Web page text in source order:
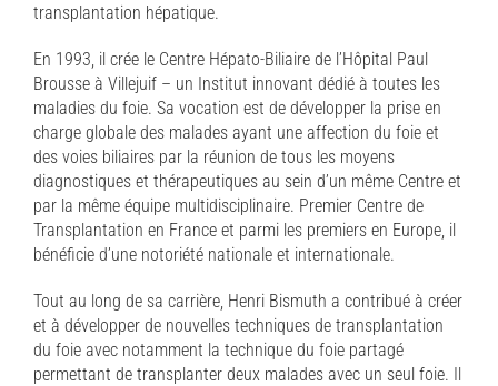
transplantation hépatique.
En 1993, il crée le Centre Hépato-Biliaire de l’Hôpital Paul
Brousse à Villejuif – un Institut innovant dédié à toutes les
maladies du foie. Sa vocation est de développer la prise en
charge globale des malades ayant une affection du foie et
des voies biliaires par la réunion de tous les moyens
diagnostiques et thérapeutiques au sein d’un même Centre et
par la même équipe multidisciplinaire. Premier Centre de
Transplantation en France et parmi les premiers en Europe, il
bénéficie d’une notoriété nationale et internationale.
Tout au long de sa carrière, Henri Bismuth a contribué à créer
et à développer de nouvelles techniques de transplantation
du foie avec notamment la technique du foie partagé
permettant de transplanter deux malades avec un seul foie. Il